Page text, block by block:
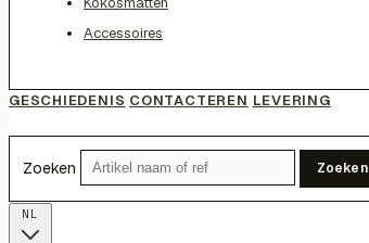
Accessoires
GESCHIEDENIS CONTACTEREN LEVERING
Zoeken Zoeken